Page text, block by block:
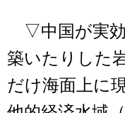
▽中国が実効
築いたりした
だけ海面上に